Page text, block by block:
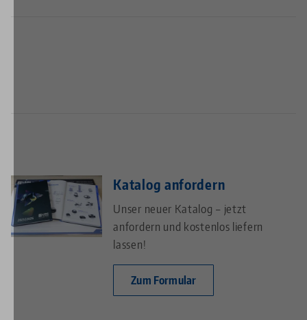
Katalog anfordern
Unser neuer Katalog – jetzt
anfordern und kostenlos liefern
lassen!
Zum Formular